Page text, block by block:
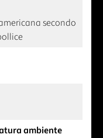
secondo
ambiente